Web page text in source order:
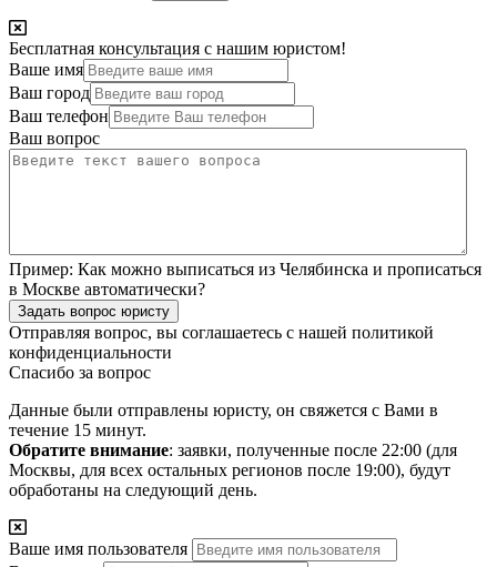
Бесплатная консультация с нашим юристом!
Ваше имя
Ваш город
Ваш телефон
Ваш вопрос
Пример: Как можно выписаться из Челябинска и прописаться
в Москве автоматически?
Задать вопрос юристу
Отправляя вопрос, вы соглашаетесь с нашей политикой
конфиденциальности
Спасибо за вопрос
Данные были отправлены юристу, он свяжется с Вами в
течение 15 минут.
Обратите внимание: заявки, полученные после 22:00 (для
Москвы, для всех остальных регионов после 19:00), будут
обработаны на следующий день.
Ваше имя пользователя